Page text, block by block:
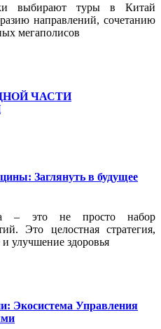
выбирают туры в Китай
направлений, сочетанию
мегаполисов
ЧАСТИ
Заглянуть в будущее
– это не просто набор
Это целостная стратегия,
улучшение здоровья
Экосистема Управления